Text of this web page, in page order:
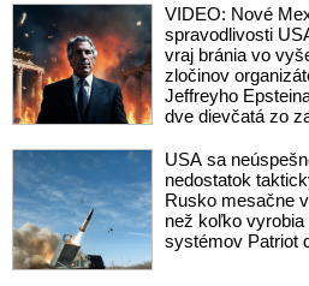
Pentagónu, lebo
VIDEO: Nové
spravodlivosti
vraj bránia vo
zločinov
Jeffreyho
dve dievčatá zo
sexu, pochovali v
tomto americkom
USA sa
nedostatok
Rusko mesačne
než koľko
systémov Patriot